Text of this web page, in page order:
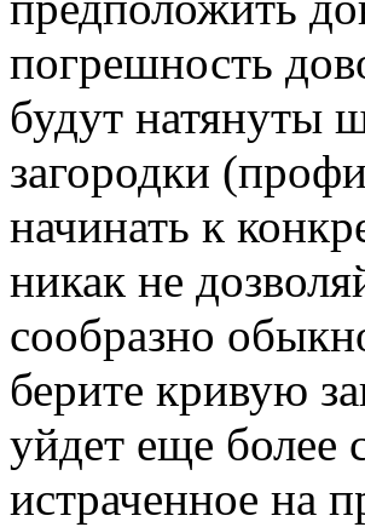
погрешность
будут натянуты
загородки
начинать к
никак не
сообразно
берите кривую
уйдет еще более
истраченное на